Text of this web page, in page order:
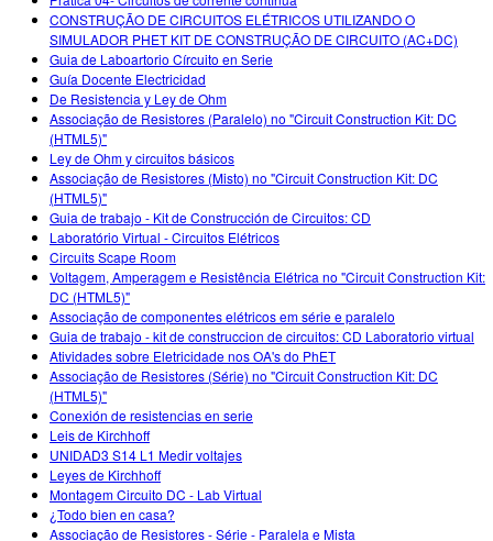
Oversatte simuleringer
Customizable Sims
Professional Learning with PhET
Teaching with PhET
Data Fluency
DEIB in STEM Ed
SceneryStack OSE
Impact Report
CONSTRUÇÃO DE CIRCUITOS ELÉTRICOS UTILIZANDO O
SIMULADOR PHET KIT DE CONSTRUÇÃO DE CIRCUITO (AC+DC)
Guia de Laboartorio Círcuito en Serie
Guía Docente Electricidad
De Resistencia y Ley de Ohm
Associação de Resistores (Paralelo) no "Circuit Construction Kit: DC
(HTML5)"
Ley de Ohm y circuitos básicos
Associação de Resistores (Misto) no "Circuit Construction Kit: DC
(HTML5)"
Guia de trabajo - Kit de Construcción de Circuitos: CD
Laboratório Virtual - Circuitos Elétricos
Circuits Scape Room
Voltagem, Amperagem e Resistência Elétrica no "Circuit Construction Kit:
DC (HTML5)"
Associação de componentes elétricos em série e paralelo
Guia de trabajo - kit de construccion de circuitos: CD Laboratorio virtual
Atividades sobre Eletricidade nos OA's do PhET
Associação de Resistores (Série) no "Circuit Construction Kit: DC
(HTML5)"
Conexión de resistencias en serie
Leis de Kirchhoff
UNIDAD3 S14 L1 Medir voltajes
Leyes de Kirchhoff
Montagem Circuito DC - Lab Virtual
¿Todo bien en casa?
Associação de Resistores - Série - Paralela e Mista